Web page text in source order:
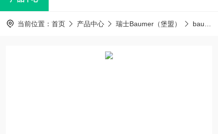
当前位置： 首页 产品中心 瑞士Baumer（堡盟） baumer传感器